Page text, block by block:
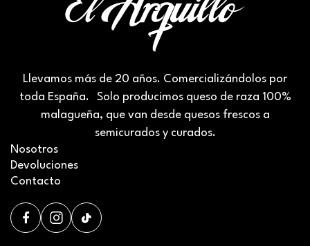
Nosotros
Devoluciones
Contacto
Llevamos más de 20 años. Comercializándolos por
toda España. Solo producimos queso de raza 100%
malagueña, que van desde quesos frescos a
semicurados y curados.